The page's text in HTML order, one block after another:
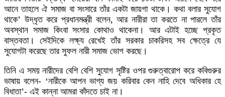
আনে তাহলে ঐ সমাজ বা সংসারে তাঁর একটা জায়গা থাকে। কথা বলার সুযোগ
থাকে’ উদ্ধৃত করে প্রধানমন্ত্রী বলেন, আর নারীরা তা করতে না পারলে তাঁর
অবস্থান সমাজ কিংবা সংসার কোথাও থাকেনা। আর এটাই হচ্ছে প্রকৃত
বাস্তবতা। সেইদিকে লক্ষ্য রেখেই তাঁর সরকার চাকরিসহ সব ক্ষেত্রে যে
সুযোগটা করেছে তার সুফল নারী সমাজ ভোগ করছে।
তিনি এ সময় নারীদের বেশি বেশি সুযোগ সৃষ্টির ওপর গুরুত্বারোপ করে কবিগুরুর
ভাষায় বলেন- ‘নারীকে আপন ভাগ্য জয় করিবার কেন নাহি দেবে অধিকার হে
বিধাতা’- এই কান্না আমরা কাঁদতে চাই না।